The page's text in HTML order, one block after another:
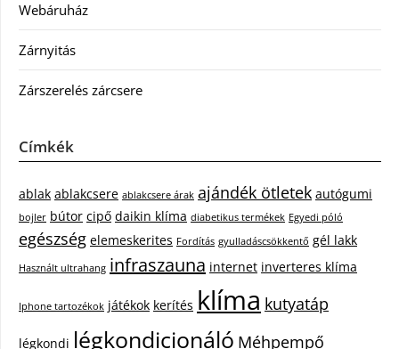
Webáruház
Zárnyitás
Zárszerelés zárcsere
Címkék
ablak ablakcsere ablakcsere árak ajándék ötletek autógumi
bojler bútor cipő daikin klíma diabetikus termékek Egyedi póló
egészség elemeskerites Fordítás gyulladáscsökkentő gél lakk
Használt ultrahang infraszauna internet inverteres klíma
Iphone tartozékok játékok kerítés klíma kutyatáp
légkondi légkondicionáló Méhpempő